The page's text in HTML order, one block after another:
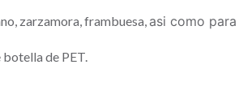
zarzamora, frambuesa, asi como para
botella de PET.